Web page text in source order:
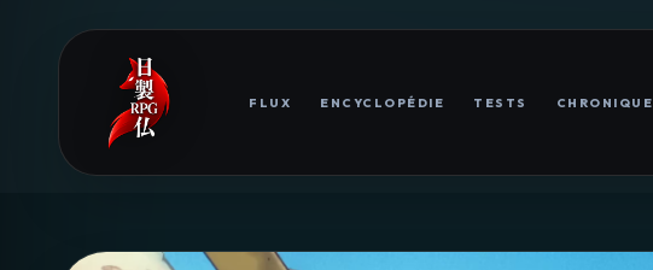
FLUX ENCYCLOPÉDIE TESTS CHRONIQUE